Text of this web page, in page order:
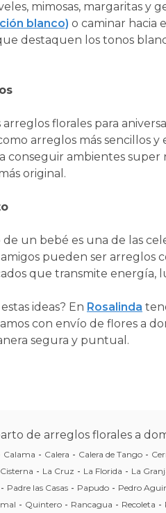
mimosas, margaritas y
blanco) o caminar hacia
destaquen los tonos
florales para
arreglos más sencillos
conseguir ambientes
original.
un bebé es una de las
pueden ser arreglos
que transmite energía,
ideas? En Rosalinda
con envío de flores a
segura y puntual.
de arreglos florales a
Calama - Calera - Calera de Tango -
- La Cruz - La Florida - La
- Padre las Casas - Papudo - Pedro
- Quintero - Rancagua - Recoleta -